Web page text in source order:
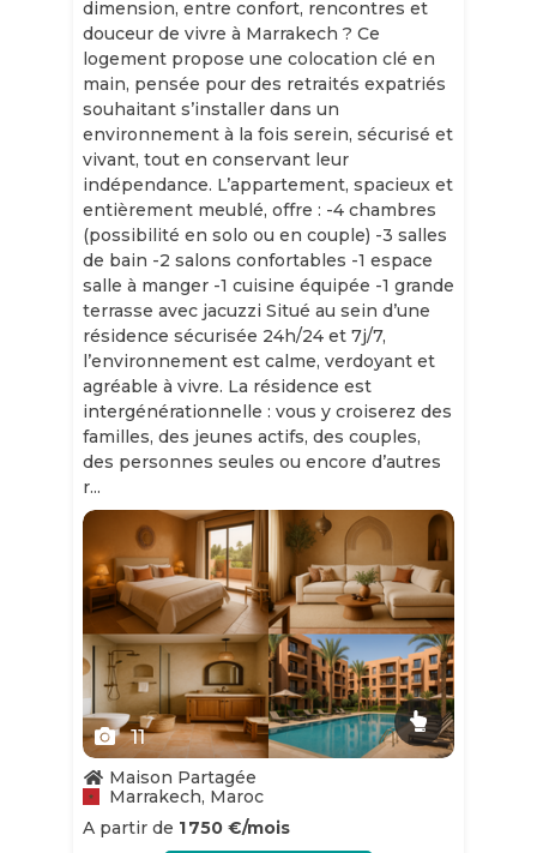
dimension, entre confort, rencontres et
douceur de vivre à Marrakech ? Ce
logement propose une colocation clé en
main, pensée pour des retraités expatriés
souhaitant s’installer dans un
environnement à la fois serein, sécurisé et
vivant, tout en conservant leur
indépendance. L’appartement, spacieux et
entièrement meublé, offre : -4 chambres
(possibilité en solo ou en couple) -3 salles
de bain -2 salons confortables -1 espace
salle à manger -1 cuisine équipée -1 grande
terrasse avec jacuzzi Situé au sein d’une
résidence sécurisée 24h/24 et 7j/7,
l’environnement est calme, verdoyant et
agréable à vivre. La résidence est
intergénérationnelle : vous y croiserez des
familles, des jeunes actifs, des couples,
des personnes seules ou encore d’autres
r...
Slide 1 of 11
11
Maison Partagée
Marrakech, Maroc
A partir de 1 750 €/mois